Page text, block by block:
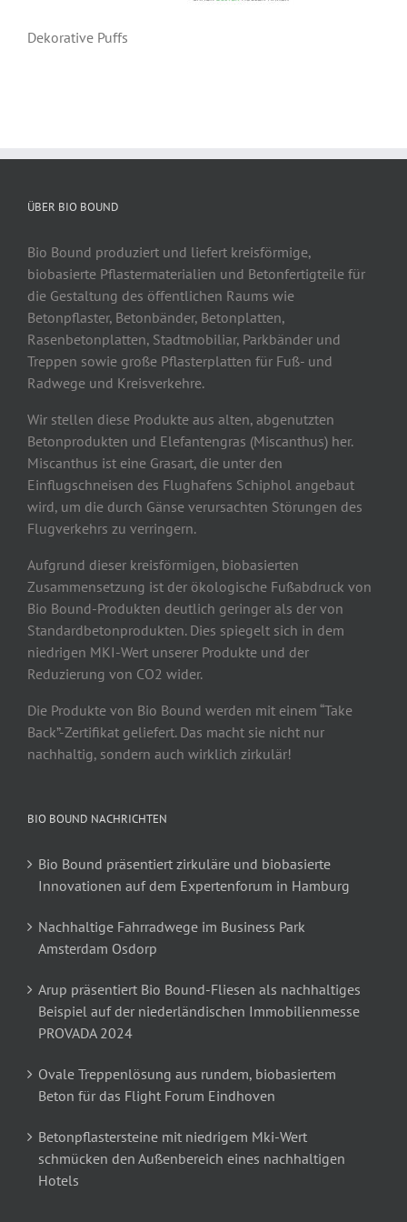
Dekorative Puffs
ÜBER BIO BOUND
Bio Bound produziert und liefert kreisförmige,
biobasierte Pflastermaterialien und Betonfertigteile für
die Gestaltung des öffentlichen Raums wie
Betonpflaster, Betonbänder, Betonplatten,
Rasenbetonplatten, Stadtmobiliar, Parkbänder und
Treppen sowie große Pflasterplatten für Fuß- und
Radwege und Kreisverkehre.
Wir stellen diese Produkte aus alten, abgenutzten
Betonprodukten und Elefantengras (Miscanthus) her.
Miscanthus ist eine Grasart, die unter den
Einflugschneisen des Flughafens Schiphol angebaut
wird, um die durch Gänse verursachten Störungen des
Flugverkehrs zu verringern.
Aufgrund dieser kreisförmigen, biobasierten
Zusammensetzung ist der ökologische Fußabdruck von
Bio Bound-Produkten deutlich geringer als der von
Standardbetonprodukten. Dies spiegelt sich in dem
niedrigen MKI-Wert unserer Produkte und der
Reduzierung von CO2 wider.
Die Produkte von Bio Bound werden mit einem “Take
Back”-Zertifikat geliefert. Das macht sie nicht nur
nachhaltig, sondern auch wirklich zirkulär!
BIO BOUND NACHRICHTEN
Bio Bound präsentiert zirkuläre und biobasierte
Innovationen auf dem Expertenforum in Hamburg
Nachhaltige Fahrradwege im Business Park
Amsterdam Osdorp
Arup präsentiert Bio Bound-Fliesen als nachhaltiges
Beispiel auf der niederländischen Immobilienmesse
PROVADA 2024
Ovale Treppenlösung aus rundem, biobasiertem
Beton für das Flight Forum Eindhoven
Betonpflastersteine mit niedrigem Mki-Wert
schmücken den Außenbereich eines nachhaltigen
Hotels